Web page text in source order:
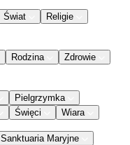
Świat
Religie
Rodzina
Zdrowie
Pielgrzymka
Święci Wiara
Sanktuaria Maryjne